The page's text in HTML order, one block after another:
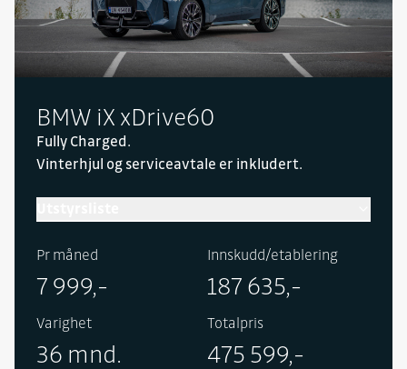
BMW iX xDrive60
Fully Charged.
Vinterhjul og serviceavtale er inkludert.
M Sport pakke, klimakomfort frontrute,
seteventilasjon i fremseter, multifunksjonsseter i
utfellbart, BMW Nyregrill «Iconic Glow»,
solbeskyttende ruter, 4-soners klimaautomatikk,
Pr måned
7 999,-
Innskudd/etablering
187 635,-
Varighet
36 mnd.
Totalpris
475 599,-